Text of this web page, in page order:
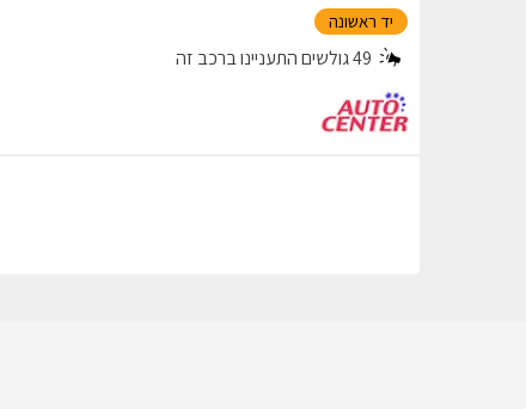
יד ראשונה
49גולשים התעניינו ברכב זה